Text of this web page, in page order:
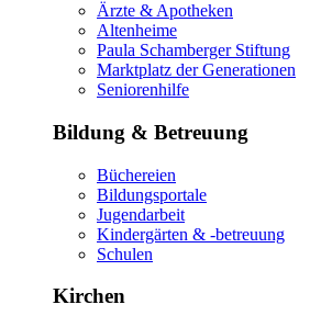
Ärzte & Apotheken
Altenheime
Paula Schamberger Stiftung
Marktplatz der Generationen
Seniorenhilfe
Bildung & Betreuung
Büchereien
Bildungsportale
Jugendarbeit
Kindergärten & -betreuung
Schulen
Kirchen